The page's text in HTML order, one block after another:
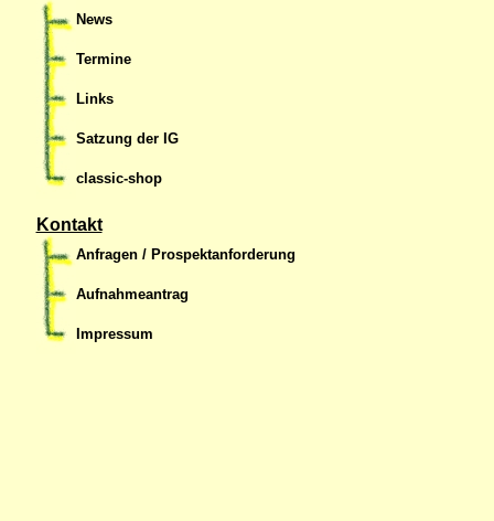
News
Termine
Links
Satzung der IG
classic-shop
Kontakt
Anfragen / Prospektanforderung
Aufnahmeantrag
Impressum